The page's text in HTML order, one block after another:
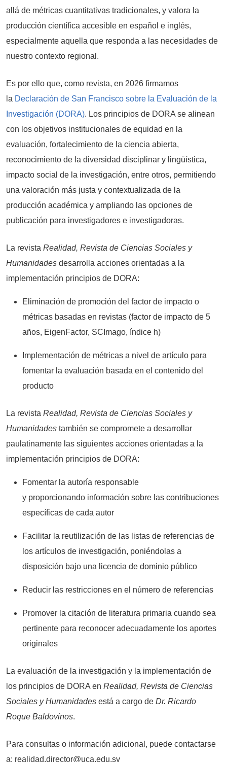
allá de métricas cuantitativas tradicionales, y valora la
producción científica accesible en español e inglés,
especialmente aquella que responda a las necesidades de
nuestro contexto regional.
Es por ello que, como revista, en 2026 firmamos
la Declaración de San Francisco sobre la Evaluación de la
Investigación (DORA). Los principios de DORA se alinean
con los objetivos institucionales de equidad en la
evaluación, fortalecimiento de la ciencia abierta,
reconocimiento de la diversidad disciplinar y lingüística,
impacto social de la investigación, entre otros, permitiendo
una valoración más justa y contextualizada de la
producción académica y ampliando las opciones de
publicación para investigadores e investigadoras.
La revista Realidad, Revista de Ciencias Sociales y
Humanidades desarrolla acciones orientadas a la
implementación principios de DORA:
Eliminación de promoción del factor de impacto o
métricas basadas en revistas (factor de impacto de 5
años, EigenFactor, SCImago, índice h)
Implementación de métricas a nivel de artículo para
fomentar la evaluación basada en el contenido del
producto
La revista Realidad, Revista de Ciencias Sociales y
Humanidades también se compromete a desarrollar
paulatinamente las siguientes acciones orientadas a la
implementación principios de DORA:
Fomentar la autoría responsable
y proporcionando información sobre las contribuciones
específicas de cada autor
Facilitar la reutilización de las listas de referencias de
los artículos de investigación, poniéndolas a
disposición bajo una licencia de dominio público
Reducir las restricciones en el número de referencias
Promover la citación de literatura primaria cuando sea
pertinente para reconocer adecuadamente los aportes
originales
La evaluación de la investigación y la implementación de
los principios de DORA en Realidad, Revista de Ciencias
Sociales y Humanidades está a cargo de Dr. Ricardo
Roque Baldovinos.
Para consultas o información adicional, puede contactarse
a: realidad.director@uca.edu.sv